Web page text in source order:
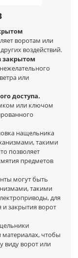
воротам или
воздействий.
закрытом
или
доступа.
или ключом
нащельника
такими
позволяет
предметов
могут быть
такими
для
и закрытия ворот
материалах, чтобы
виду ворот или